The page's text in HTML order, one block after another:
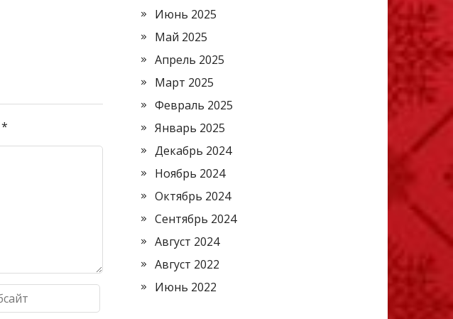
*
Июнь 2025
Май 2025
Апрель 2025
Март 2025
Февраль 2025
Январь 2025
Декабрь 2024
Ноябрь 2024
Октябрь 2024
Сентябрь 2024
Август 2024
Август 2022
Июнь 2022